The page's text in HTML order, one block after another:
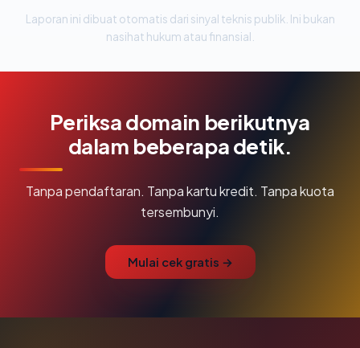
Laporan ini dibuat otomatis dari sinyal teknis publik. Ini bukan
nasihat hukum atau finansial.
Periksa domain berikutnya
dalam beberapa detik.
Tanpa pendaftaran. Tanpa kartu kredit. Tanpa kuota
tersembunyi.
Mulai cek gratis →